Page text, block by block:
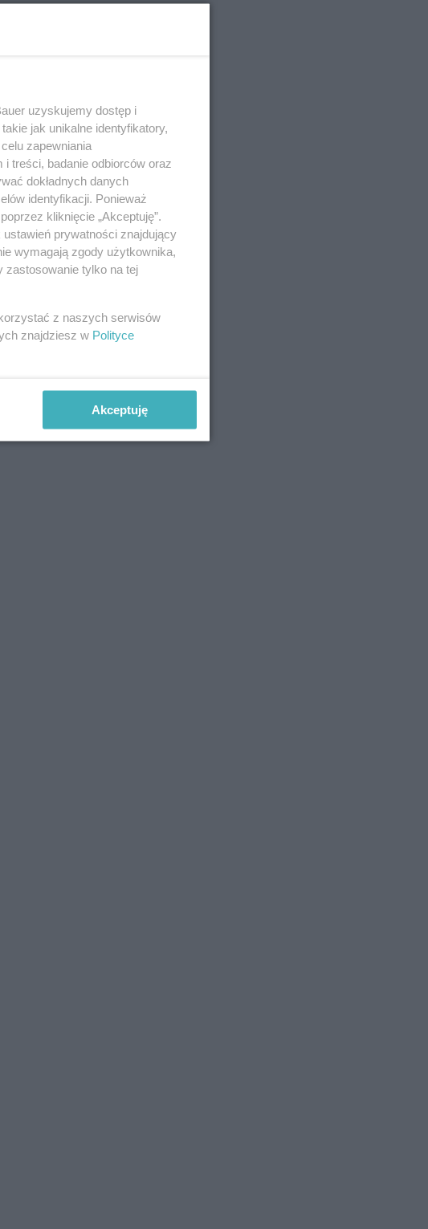
uzyskujemy dostęp i
jak unikalne identyfikatory,
zapewniania
treści, badanie odbiorców oraz
dokładnych danych
identyfikacji. Ponieważ
kliknięcie „Akceptuję”.
prywatności znajdujący
wymagają zgody użytkownika,
zastosowanie tylko na tej
z naszych serwisów
znajdziesz w Polityce
Akceptuję